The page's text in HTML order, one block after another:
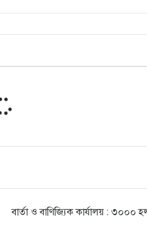
বার্তা ও বাণিজ্যিক কার্যালয় :